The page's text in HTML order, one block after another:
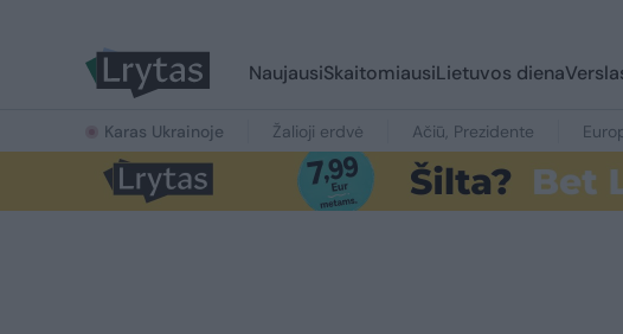
NaujausiSkaitomiausiLietuvos diena
Karas Ukrainoje Žalioji erdvė Ačiū, Prezidente